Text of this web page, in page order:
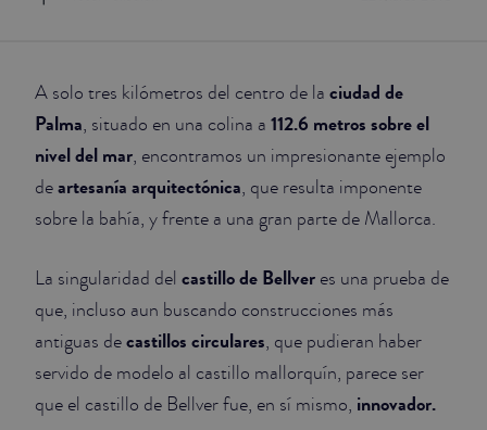
A solo tres kilómetros del centro de la ciudad de
Palma, situado en una colina a 112.6 metros sobre el
nivel del mar, encontramos un impresionante ejemplo
deartesanía arquitectónica, que resulta imponente
sobre la bahía, y frente a una gran parte de Mallorca.
La singularidad del castillo de Bellver es una prueba de
que, incluso aun buscando construcciones más
antiguas decastillos circulares, que pudieran haber
servido de modelo al castillo mallorquín, parece ser
que el castillo de Bellver fue, en sí mismo, innovador.
DOUBLE WHITE
DOUBLE INN CATHÉDRALE
SUPÉRIEURE
JUNIOR SUITES